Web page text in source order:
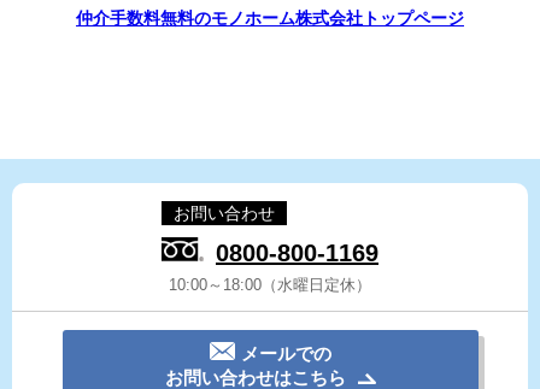
仲介手数料無料のモノホーム株式会社トップページ
お問い合わせ
0800-800-1169
10:00～18:00（水曜日定休）
メールでの
お問い合わせはこちら